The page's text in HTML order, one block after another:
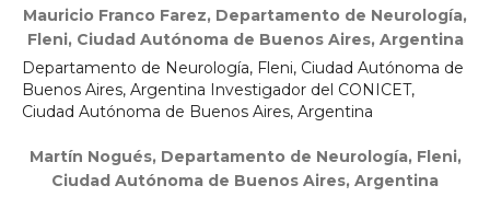
Mauricio Franco Farez, Departamento de Neurología,
Fleni, Ciudad Autónoma de Buenos Aires, Argentina
Departamento de Neurología, Fleni, Ciudad Autónoma de
Buenos Aires, Argentina Investigador del CONICET,
Ciudad Autónoma de Buenos Aires, Argentina
Martín Nogués, Departamento de Neurología, Fleni,
Ciudad Autónoma de Buenos Aires, Argentina